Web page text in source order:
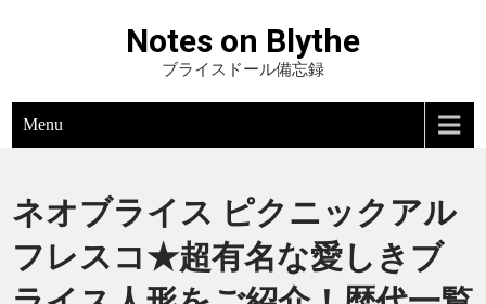
Notes on Blythe
ブライスドール備忘録
Menu
ネオブライス ピクニックアル
フレスコ★超有名な愛しきブ